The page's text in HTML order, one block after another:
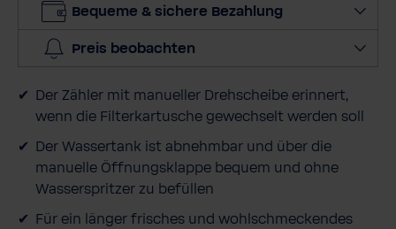
g
Bequeme & sichere Bezahlung
Preis beobachten
Der Zähler mit manueller Drehscheibe erinnert,
wenn die Filterkartusche gewechselt werden soll
Der Wassertank ist abnehmbar und über die
manuelle Öffnungsklappe bequem und ohne
Wasserspritzer zu befüllen
Für ein länger frisches und wohlschmeckendes